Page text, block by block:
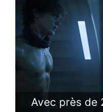
Avec près de